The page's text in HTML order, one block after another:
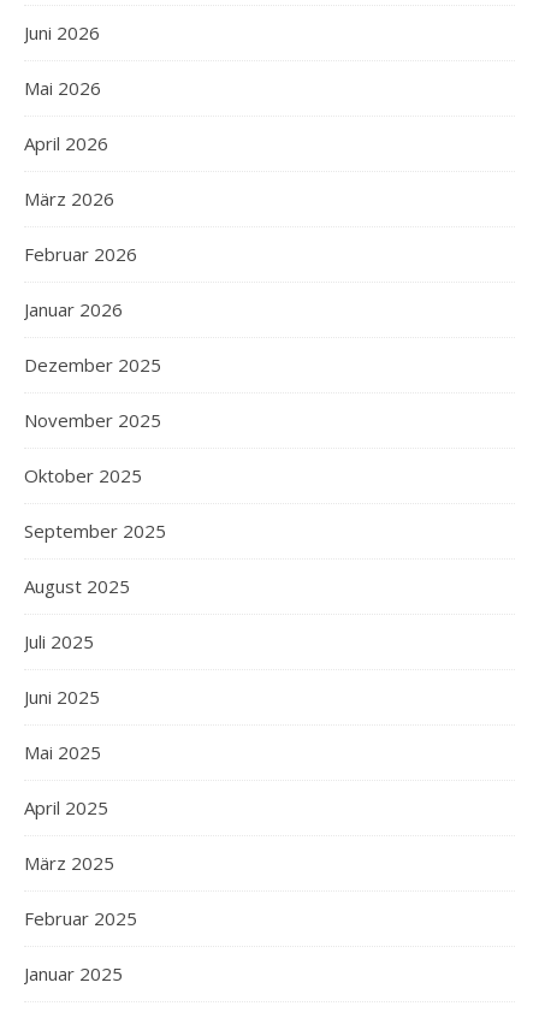
Juni 2026
Mai 2026
April 2026
März 2026
Februar 2026
Januar 2026
Dezember 2025
November 2025
Oktober 2025
September 2025
August 2025
Juli 2025
Juni 2025
Mai 2025
April 2025
März 2025
Februar 2025
Januar 2025